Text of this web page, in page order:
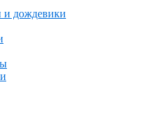
и дождевики